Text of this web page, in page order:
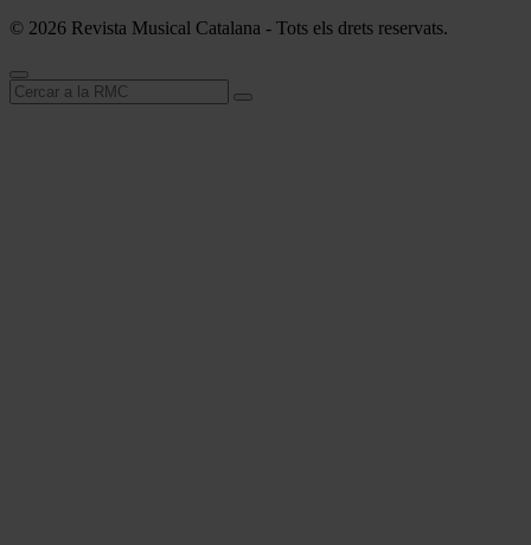
© 2026 Revista Musical Catalana - Tots els drets reservats.
Cerca